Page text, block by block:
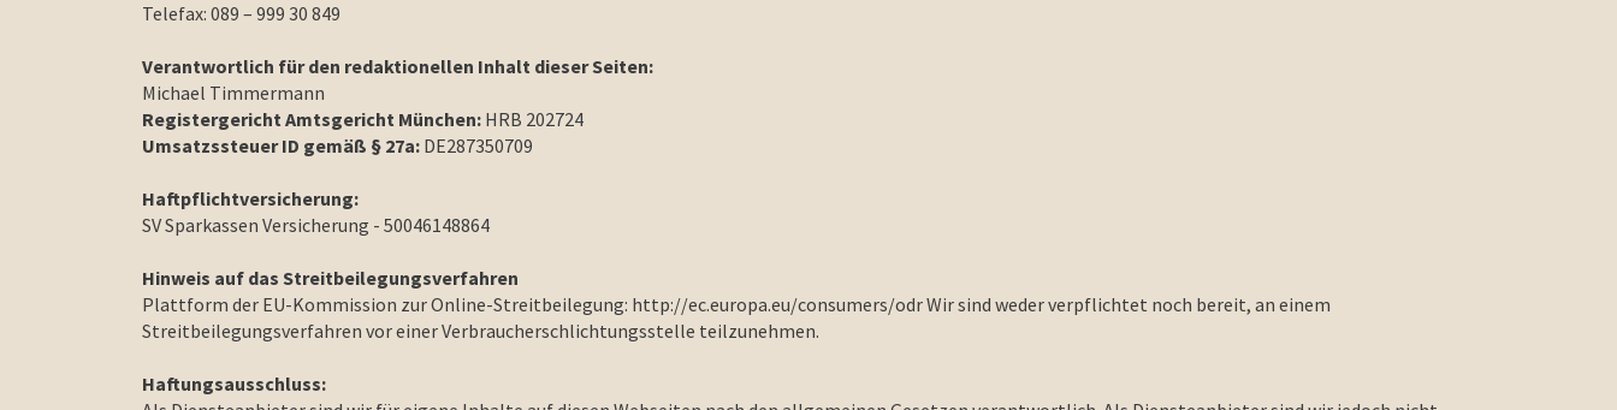
Telefax: 089 – 999 30 849
‍Verantwortlich für den redaktionellen Inhalt dieser Seiten:
Michael Timmermann
Registergericht Amtsgericht München: HRB 202724
Umsatzssteuer ID gemäß § 27a: DE287350709
Haftpflichtversicherung:
SV Sparkassen Versicherung - 50046148864
Hinweis auf das Streitbeilegungsverfahren
Plattform der EU-Kommission zur Online-Streitbeilegung: http://ec.europa.eu/consumers/odr Wir sind weder verpflichtet noch bereit, an einem
Streitbeilegungsverfahren vor einer Verbraucherschlichtungsstelle teilzunehmen.
Haftungsausschluss: